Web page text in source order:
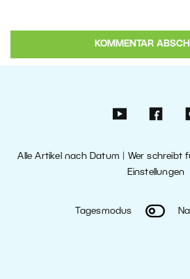
Alle Artikel nach Datum Wer schreibt
Einstellungen
Tagesmodus